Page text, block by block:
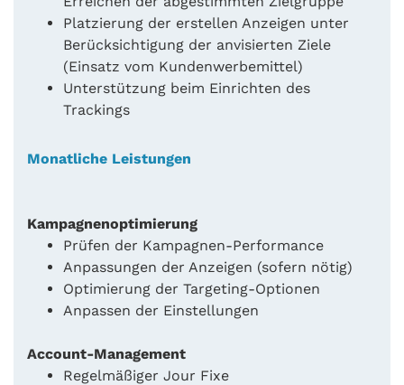
Platzierung der erstellen Anzeigen unter
Berücksichtigung der anvisierten Ziele
(Einsatz vom Kundenwerbemittel)
Unterstützung beim Einrichten des
Trackings
Monatliche Leistungen
Kampagnenoptimierung
Prüfen der Kampagnen-Performance
Anpassungen der Anzeigen (sofern nötig)
Optimierung der Targeting-Optionen
Anpassen der Einstellungen
Account-Management
Regelmäßiger Jour Fixe